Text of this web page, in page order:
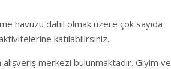
havuzu dahil olmak üzere çok sayıda
katılabilirsiniz.
merkezi bulunmaktadır. Giyim ve